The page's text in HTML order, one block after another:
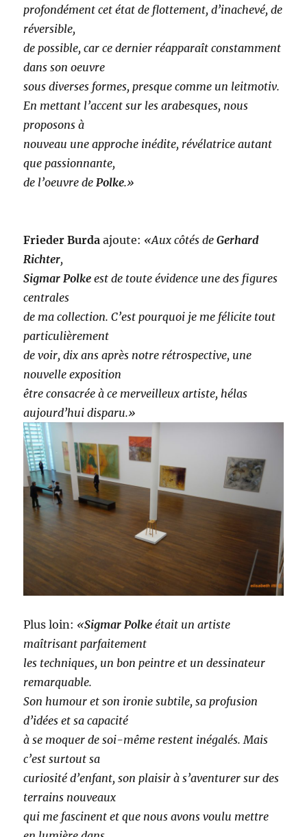
profondément cet état de flottement, d’inachevé, de
réversible,
de possible, car ce dernier réapparaît constamment
dans son oeuvre
sous diverses formes, presque comme un leitmotiv.
En mettant l’accent sur les arabesques, nous
proposons à
nouveau une approche inédite, révélatrice autant
que passionnante,
de l’oeuvre dePolke.»
Frieder Burda ajoute: «Aux côtés deGerhard
Richter,
Sigmar Polke est de toute évidence une des figures
centrales
de ma collection. C’est pourquoi je me félicite tout
particulièrement
de voir, dix ans après notre rétrospective, une
nouvelle exposition
être consacrée à ce merveilleux artiste, hélas
aujourd’hui disparu.»
Plus loin: «Sigmar Polke était un artiste
maîtrisant parfaitement
les techniques, un bon peintre et un dessinateur
remarquable.
Son humour et son ironie subtile, sa profusion
d’idées et sa capacité
à se moquer de soi-même restent inégalés. Mais
c’est surtout sa
curiosité d’enfant, son plaisir à s’aventurer sur des
terrains nouveaux
qui me fascinent et que nous avons voulu mettre